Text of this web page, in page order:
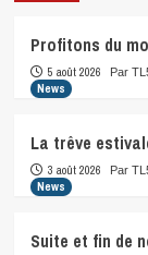
Profitons du
5 août 2026 Par
News
La trêve
3 août 2026 Par
News
Suite et fin de